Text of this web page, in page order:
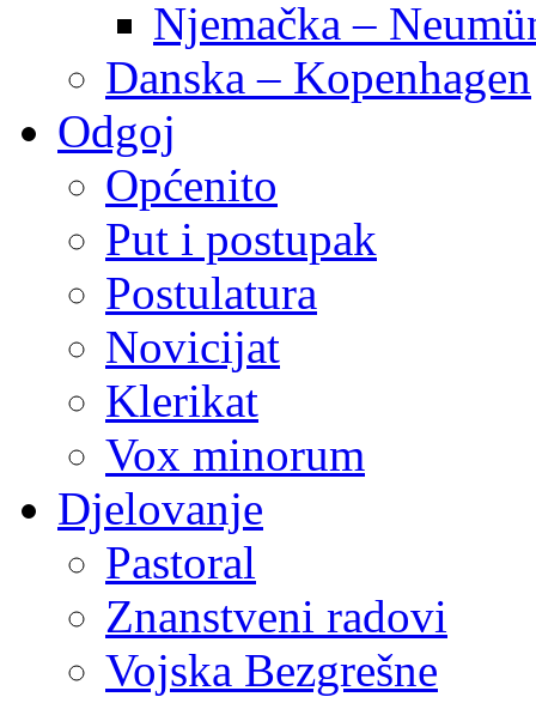
Njemačka –
Danska – Kopenhagen
Odgoj
Općenito
Put i postupak
Postulatura
Novicijat
Klerikat
Vox minorum
Djelovanje
Pastoral
Znanstveni radovi
Vojska Bezgrešne